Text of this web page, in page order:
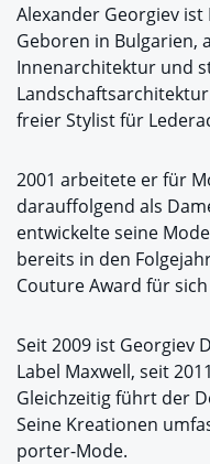
Alexander Georgiev
Geboren in Bulgarien,
Innenarchitektur und
freier Stylist für
2001 arbeitete er für
darauffolgend als
entwickelte seine
bereits in den
Couture Award für
Seit 2009 ist Georgiev
Label Maxwell, seit
Gleichzeitig führt der
Seine Kreationen
porter-Mode.